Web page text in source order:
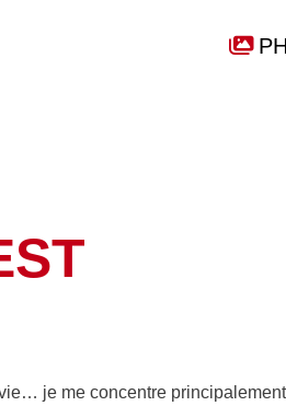
je me concentre